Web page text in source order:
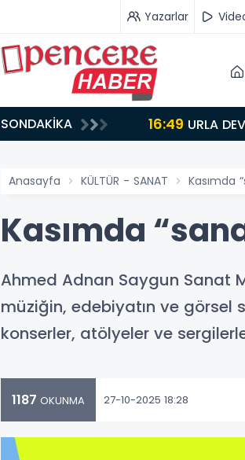
Yazarlar
SONDAKİKA 16:49 URLA
Anasayfa KÜLTÜR - SANAT Kasımda
Kasımda
Ahmed Adnan Saygun Sanat
müziğin, edebiyatın ve görsel
konserler, atölyeler ve
1187 OKUNMA 27-10-2025 18:28